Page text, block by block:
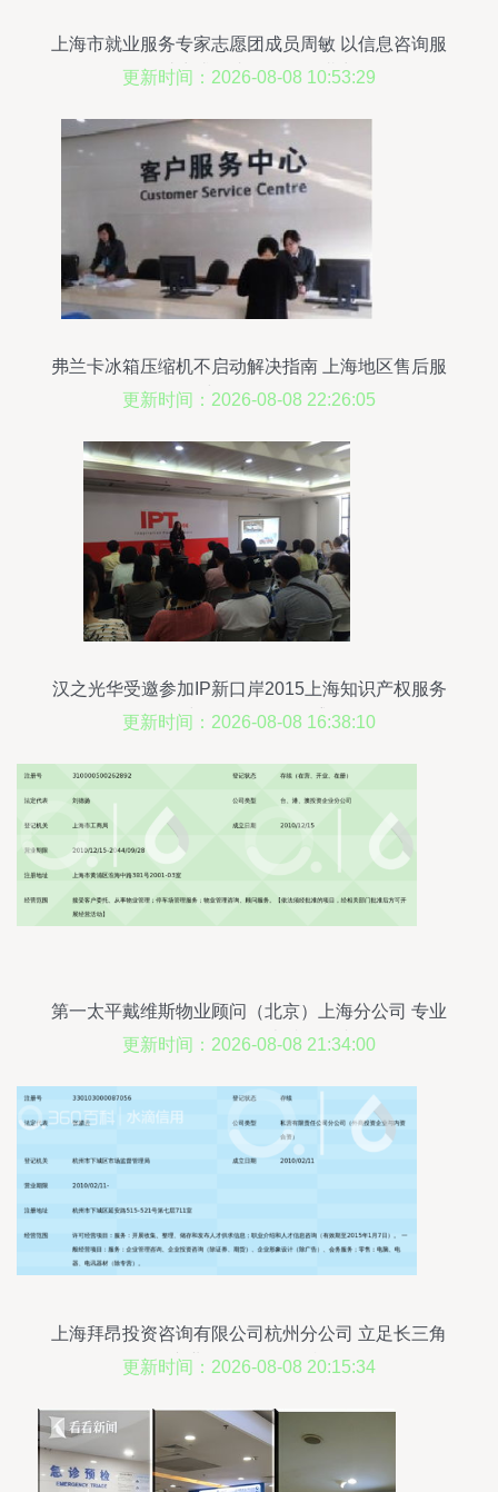
上海市就业服务专家志愿团成员周敏 以信息咨询服
务助力求职者发掘个人潜力
更新时间：2026-08-08 10:53:29
弗兰卡冰箱压缩机不启动解决指南 上海地区售后服
务与咨询全解析
更新时间：2026-08-08 22:26:05
汉之光华受邀参加IP新口岸2015上海知识产权服务
年展与信息咨询服务盛会
更新时间：2026-08-08 16:38:10
第一太平戴维斯物业顾问（北京）上海分公司 专业
信息咨询服务的卓越引领者
更新时间：2026-08-08 21:34:00
上海拜昂投资咨询有限公司杭州分公司 立足长三角
的专业信息咨询服务枢纽
更新时间：2026-08-08 20:15:34